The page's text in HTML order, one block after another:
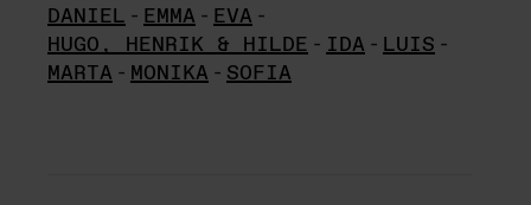
DANIEL - EMMA - EVA -
HUGO, HENRIK & HILDE - IDA - LUIS -
MARTA - MONIKA - SOFIA